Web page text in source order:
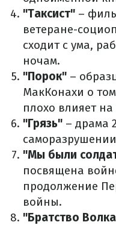
"Таксист" –
ветеране-
сходит с ума,
ночам.
"Порок" –
МакКонахи о
плохо влияет
"Грязь" – драма
"Мы были
посвящена
продолжение
войны.
"Братство